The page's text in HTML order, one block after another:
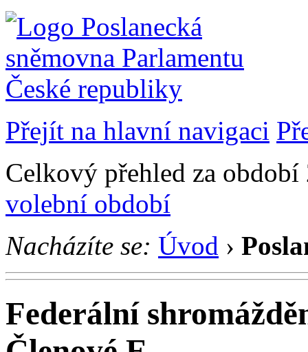
Přejít na hlavní navigaci
Celkový přehled za
volební období
Nacházíte se: Úvod ›
Federální